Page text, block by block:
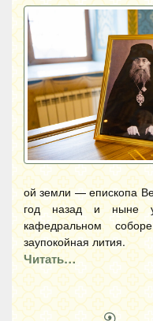
ой земли — епископа
год назад и ныне
кафедральном
заупокойная лития.
Читать…